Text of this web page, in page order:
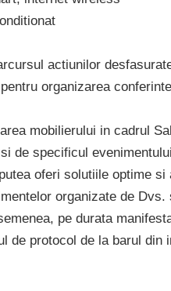
actiunilor
organizarea
mobilierului in cadrul
de specificul
oferi solutiile optime
organizate de
pe durata
de protocol de la barul din